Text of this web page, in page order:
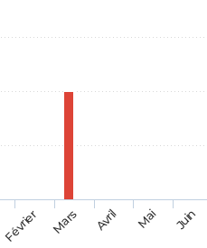
Février Mars Avril Mai Juin